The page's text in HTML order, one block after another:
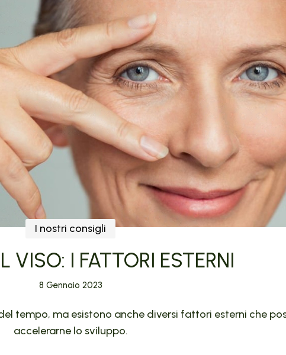
I nostri consigli
VISO: I FATTORI ESTERNI
8 Gennaio 2023
tempo, ma esistono anche diversi fattori esterni che
accelerarne lo sviluppo.